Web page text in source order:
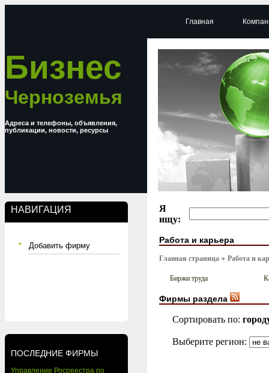
Бизнес
Черноземья
Адреса и телефоны, объявления,
публикации, новости, ресурсы
НАВИГАЦИЯ
Добавить фирму
ПОСЛЕДНИЕ ФИРМЫ
Управление Росреестра по
Главная
Я
ищу:
Работа и карьера
Главная страница Работа и
Биржи труда
Фирмы раздела
Сортировать по:
Выберите регион: